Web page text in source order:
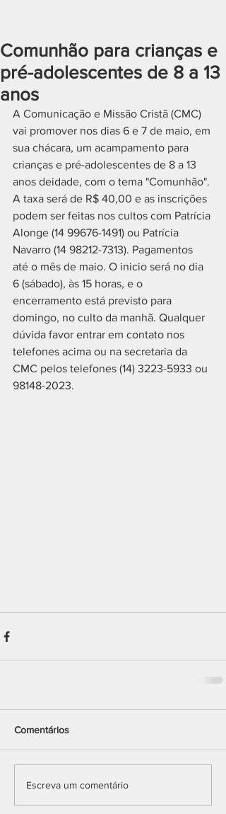
Comunhão para crianças e
pré-adolescentes de 8 a 13
anos
A Comunicação e Missão Cristã (CMC)
vai promover nos dias 6 e 7 de maio, em
sua chácara, um acampamento para
crianças e pré-adolescentes de 8 a 13
anos deidade, com o tema "Comunhão".
A taxa será de R$ 40,00 e as inscrições
podem ser feitas nos cultos com Patrícia
Alonge (14 99676-1491) ou Patrícia
Navarro (14 98212-7313). Pagamentos
até o mês de maio. O inicio será no dia
6 (sábado), às 15 horas, e o
encerramento está previsto para
domingo, no culto da manhã. Qualquer
dúvida favor entrar em contato nos
telefones acima ou na secretaria da
CMC pelos telefones (14) 3223-5933 ou
98148-2023.
Comentários
Escreva um comentário